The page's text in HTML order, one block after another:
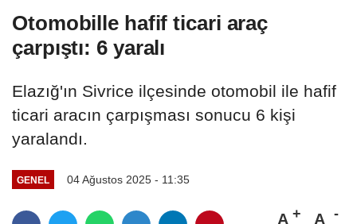
Otomobille hafif ticari araç
çarpıştı: 6 yaralı
Elazığ'ın Sivrice ilçesinde otomobil ile hafif
ticari aracın çarpışması sonucu 6 kişi
yaralandı.
GENEL 04 Ağustos 2025 - 11:35
A A